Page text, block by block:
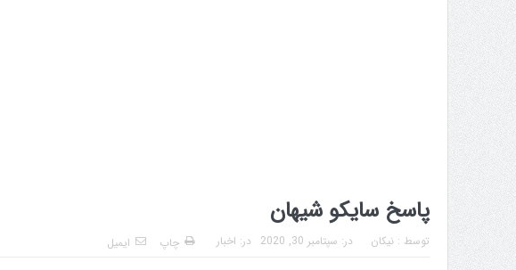
پاسخ سایکو شیهان
توسط :نیکان در: سپتامبر 30, 2020 در: اخبار چاپ ایمیل